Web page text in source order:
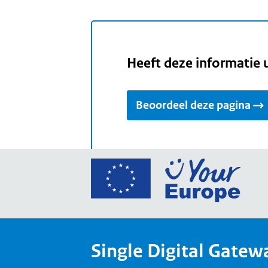
Heeft deze informatie
Beoordeel deze pagina
Ga
Your
Single Digital